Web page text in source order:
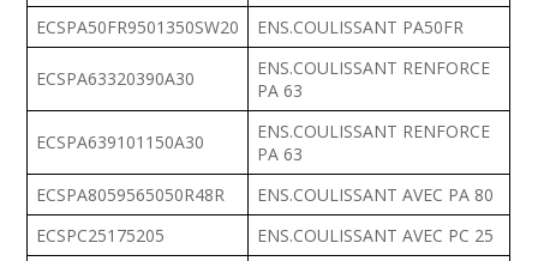
ECSPA50FR9501350SW20
ENS.COULISSANT PA50FR
ECSPA63320390A30
ENS.COULISSANT RENFORCE
PA 63
ECSPA639101150A30
ENS.COULISSANT RENFORCE
PA 63
ECSPA8059565050R48R
ENS.COULISSANT AVEC PA 80
ECSPC25175205
ENS.COULISSANT AVEC PC 25